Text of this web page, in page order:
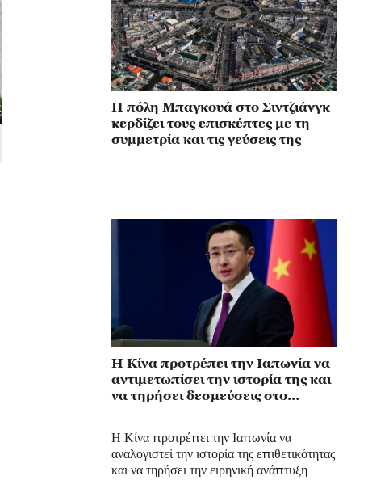
Η πόλη Μπαγκουά στο Σιντζιάνγκ
κερδίζει τους επισκέπτες με τη
συμμετρία και τις γεύσεις της
Η Κίνα προτρέπει την Ιαπωνία να
αντιμετωπίσει την ιστορία της και
να τηρήσει δεσμεύσεις στο
Η Κίνα προτρέπει την Ιαπωνία να
αναλογιστεί την ιστορία της επιθετικότητας
και να τηρήσει την ειρηνική ανάπτυξη